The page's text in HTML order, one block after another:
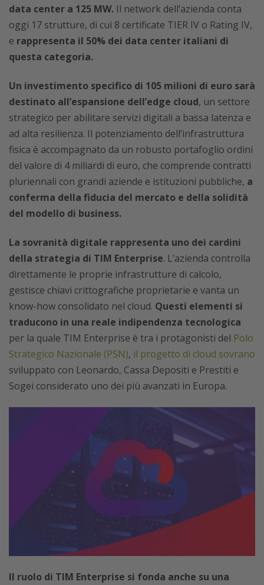
data center a 125 MW. Il network dell’azienda conta
oggi 17 strutture, di cui 8 certificate TIER IV o Rating IV,
e rappresenta il 50% dei data center italiani di
questa categoria.
Un investimento specifico di 105 milioni di euro sarà
destinato all’espansione dell’edge cloud, un settore
strategico per abilitare servizi digitali a bassa latenza e
ad alta resilienza. Il potenziamento dell’infrastruttura
fisica è accompagnato da un robusto portafoglio ordini
del valore di 4 miliardi di euro, che comprende contratti
pluriennali con grandi aziende e istituzioni pubbliche, a
conferma della fiducia del mercato e della solidità
del modello di business.
La sovranità digitale rappresenta uno dei cardini
della strategia di TIM Enterprise. L’azienda controlla
direttamente le proprie infrastrutture di calcolo,
gestisce chiavi crittografiche proprietarie e vanta un
know-how consolidato nel cloud. Questi elementi si
traducono in una reale indipendenza tecnologica
per la quale TIM Enterprise è tra i protagonisti del Polo
Strategico Nazionale (PSN), il progetto di cloud sovrano
sviluppato con Leonardo, Cassa Depositi e Prestiti e
Sogei considerato uno dei più avanzati in Europa.
Il ruolo di TIM Enterprise si fonda anche su una